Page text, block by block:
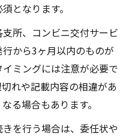
となります。
所、コンビニ交付サービ
から3ヶ月以内のものが
ミングには注意が必要で
れや記載内容の相違があ
る場合もあります。
を行う場合は、委任状や